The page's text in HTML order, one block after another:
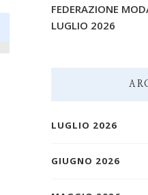
FEDERAZIONE
LUGLIO 2026
LUGLIO 2026
GIUGNO 2026